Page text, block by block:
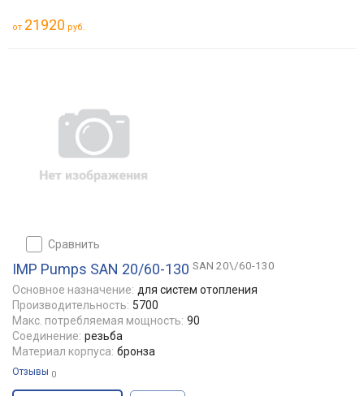
от 21920 руб.
сравнить
IMP Pumps SAN 20/60-130 SAN 20\/60-130
Основное назначение: для систем отопления
Производительность: 5700
Макс. потребляемая мощность: 90
Соединение: резьба
Материал корпуса: бронза
Отзывы 0